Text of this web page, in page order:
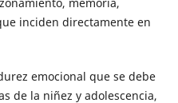
inciden directamente en
emocional que se debe
de la niñez y adolescencia,